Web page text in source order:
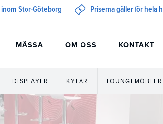
Stor-Göteborg Priserna gäller för hela
MÄSSA OM OSS KONTAKT
DISPLAYER KYLAR LOUNGEMÖBLER